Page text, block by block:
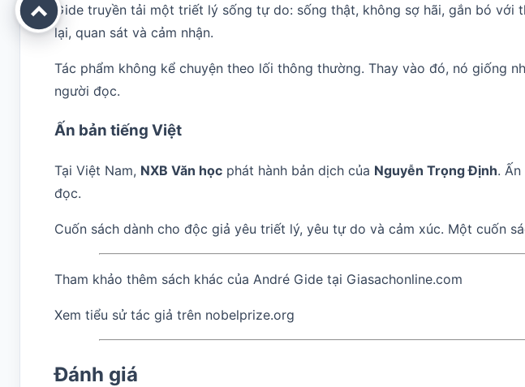
Gide truyền tải một triết lý sống tự do: sống thật, không sợ hãi, gắn bó với
lại, quan sát và cảm nhận.
Tác phẩm không kể chuyện theo lối thông thường. Thay vào đó, nó giống
người đọc.
Ấn bản tiếng Việt
Tại Việt Nam, NXB Văn học phát hành bản dịch của Nguyễn Trọng Định.
đọc.
Cuốn sách dành cho độc giả yêu triết lý, yêu tự do và cảm xúc. Một cuốn
Tham khảo thêm sách khác của André Gide tại Giasachonline.com
Xem tiểu sử tác giả trên nobelprize.org
Đánh giá